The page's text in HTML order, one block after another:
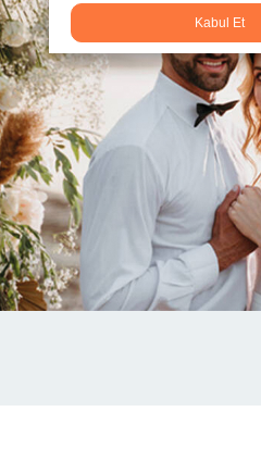
Kabul Et